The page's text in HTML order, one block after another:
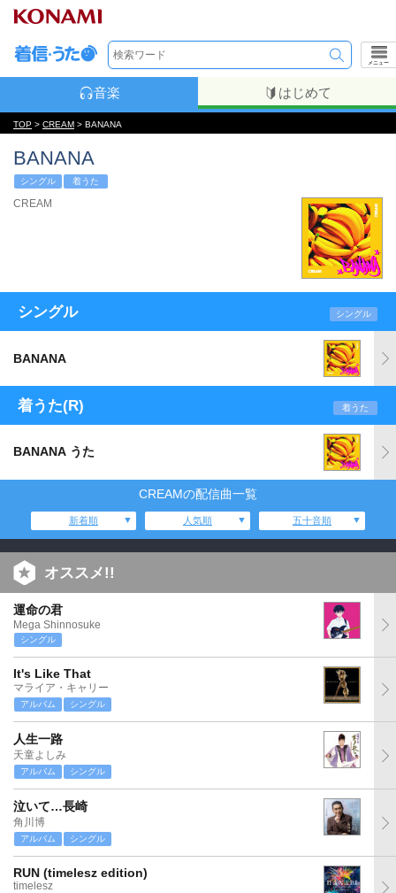
メニュー
音楽 はじめて
TOP > CREAM > BANANA
BANANA
シングル 着うた
CREAM
シングル シングル
BANANA
着うた(R) 着うた
BANANA うた
CREAMの配信曲一覧
新着順 人気順 五十音順
オススメ!!
運命の君
Mega Shinnosuke
シングル
It's Like That
マライア・キャリー
アルバム シングル
人生一路
天童よしみ
アルバム シングル
泣いて…長崎
角川博
アルバム シングル
RUN (timelesz edition)
timelesz